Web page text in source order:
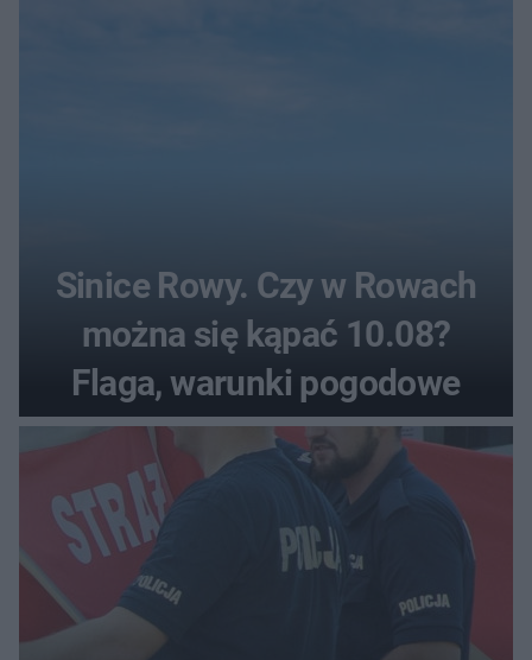
Sinice Rowy. Czy w Rowach
można się kąpać 10.08?
Flaga, warunki pogodowe